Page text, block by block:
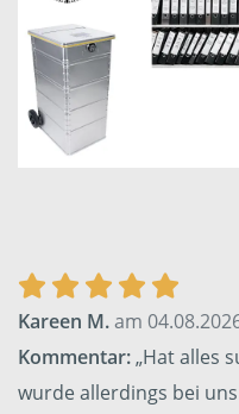
Kareen M.am
Kommentar:„Hat alles
wurde allerdings bei